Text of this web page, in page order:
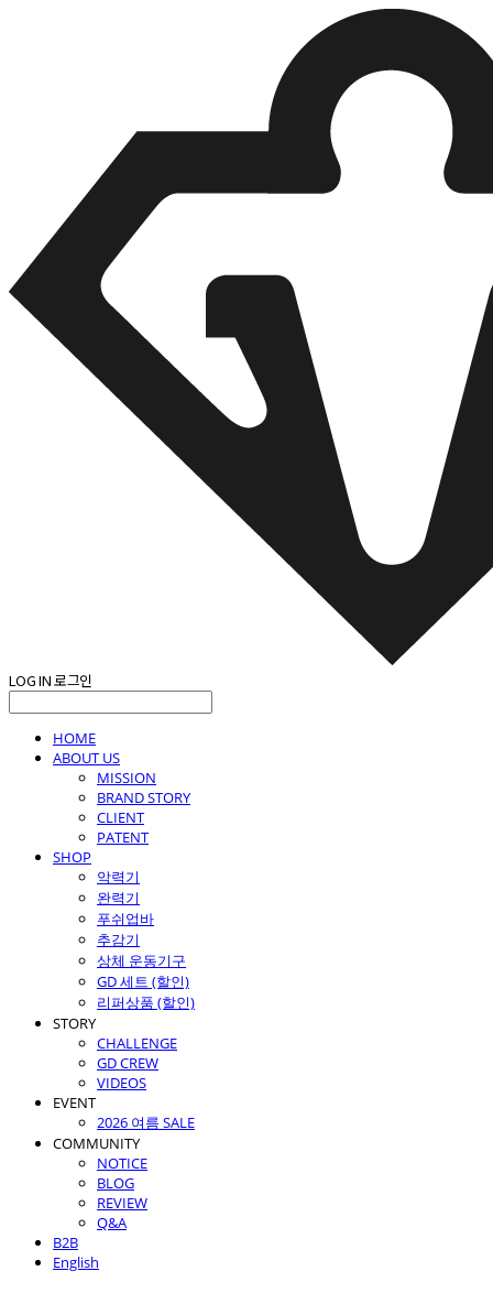
LOG IN로그인
HOME
ABOUT US
MISSION
BRAND STORY
CLIENT
PATENT
SHOP
악력기
완력기
푸쉬업바
추감기
상체 운동기구
GD 세트 (할인)
리퍼상품 (할인)
STORY
CHALLENGE
GD CREW
VIDEOS
EVENT
2026 여름 SALE
COMMUNITY
NOTICE
BLOG
REVIEW
Q&A
B2B
English